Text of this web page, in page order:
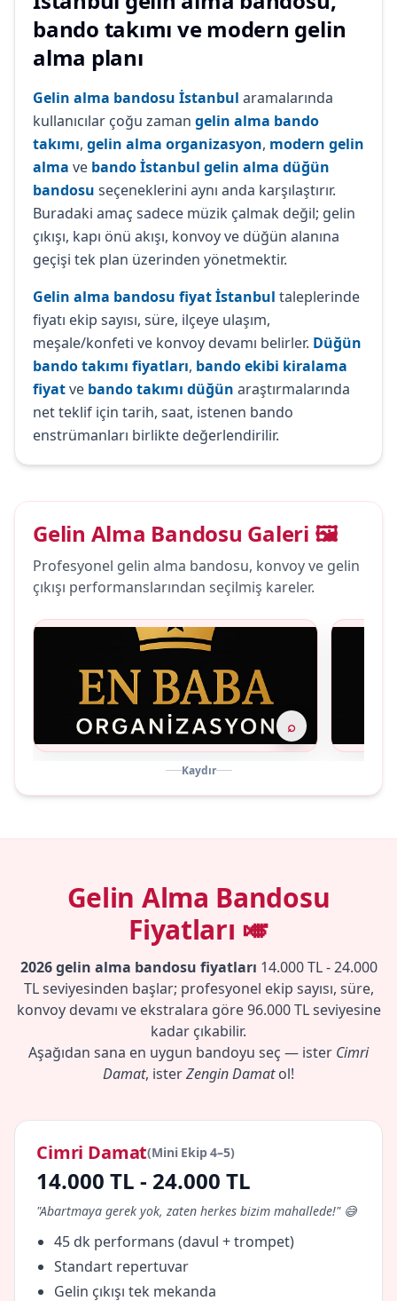
bando takımı ve modern gelin
alma planı
Gelin alma bandosu İstanbul aramalarında
kullanıcılar çoğu zaman gelin alma bando
takımı, gelin alma organizasyon, modern gelin
alma ve bando İstanbul gelin alma düğün
bandosu seçeneklerini aynı anda karşılaştırır.
Buradaki amaç sadece müzik çalmak değil; gelin
çıkışı, kapı önü akışı, konvoy ve düğün alanına
geçişi tek plan üzerinden yönetmektir.
Gelin alma bandosu fiyat İstanbul taleplerinde
fiyatı ekip sayısı, süre, ilçeye ulaşım,
meşale/konfeti ve konvoy devamı belirler. Düğün
bando takımı fiyatları, bando ekibi kiralama
fiyatve bando takımı düğün araştırmalarında
net teklif için tarih, saat, istenen bando
enstrümanları birlikte değerlendirilir.
Gelin Alma Bandosu Galeri 🖼️
Profesyonel gelin alma bandosu, konvoy ve gelin
çıkışı performanslarından seçilmiş kareler.
⌕
Kaydır
Gelin Alma Bandosu
Fiyatları 🎺
2026 gelin alma bandosu fiyatları 14.000 TL - 24.000
TL seviyesinden başlar; profesyonel ekip sayısı, süre,
konvoy devamı ve ekstralara göre 96.000 TL seviyesine
kadar çıkabilir.
Aşağıdan sana en uygun bandoyu seç — ister Cimri
Damat, isterZengin Damatol!
Cimri Damat(Mini Ekip 4–5)
14.000 TL - 24.000 TL
"Abartmaya gerek yok, zaten herkes bizim mahallede!" 😅
45 dk performans (davul + trompet)
Standart repertuvar
Gelin çıkışı tek mekanda